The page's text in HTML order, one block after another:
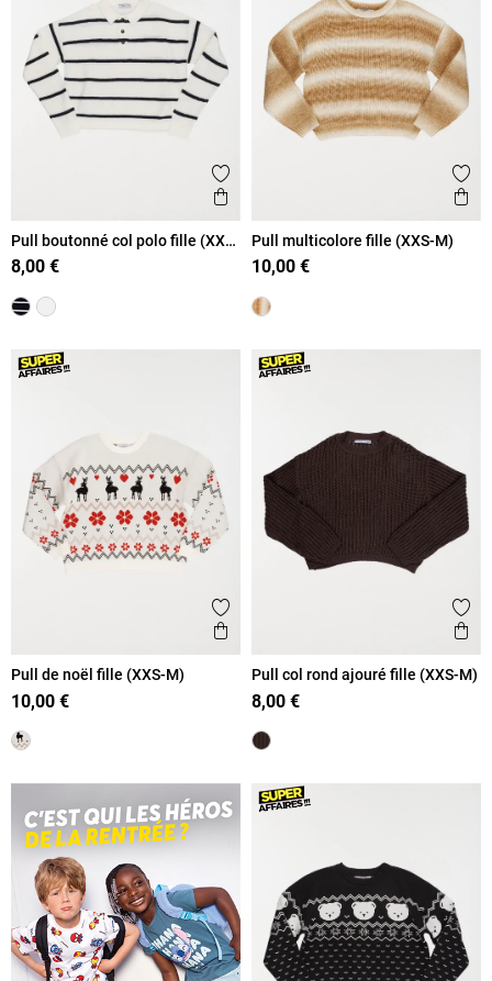
Ajouter aux favoris
Aperçu rapide
Pull boutonné col polo fille (XXS-
M)
8,00 €
Pull multicolore fille (XXS-M)
10,00 €
Ajouter aux favoris
Aperçu rapide
Pull de noël fille (XXS-M)
10,00 €
Pull col rond ajouré fille (XXS-M)
8,00 €